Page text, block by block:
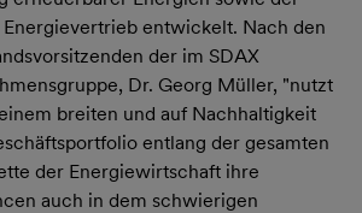
entwickelt. Nach den
der im SDAX
Dr. Georg Müller, "nutzt
breiten und auf Nachhaltigkeit
entlang der gesamten
der Energiewirtschaft ihre
auch in dem schwierigen